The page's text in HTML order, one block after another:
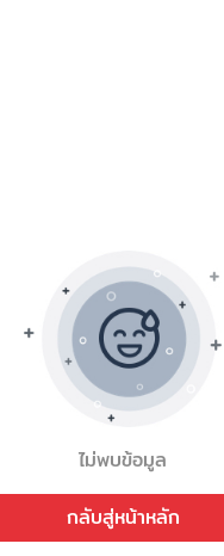
ไม่พบข้อมูล
กลับสู่หน้าหลัก